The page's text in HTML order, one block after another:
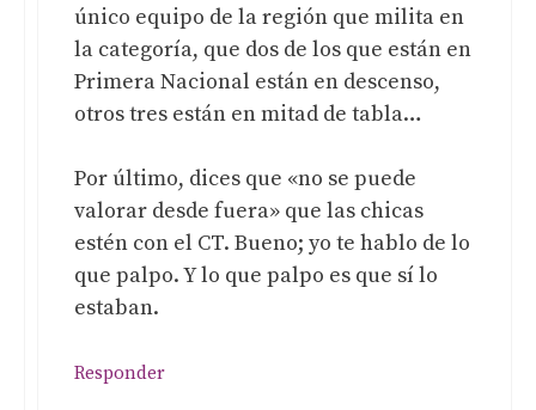
único equipo de la región que milita en
la categoría, que dos de los que están en
Primera Nacional están en descenso,
otros tres están en mitad de tabla…
Por último, dices que «no se puede
valorar desde fuera» que las chicas
estén con el CT. Bueno; yo te hablo de lo
que palpo. Y lo que palpo es que sí lo
estaban.
Responder